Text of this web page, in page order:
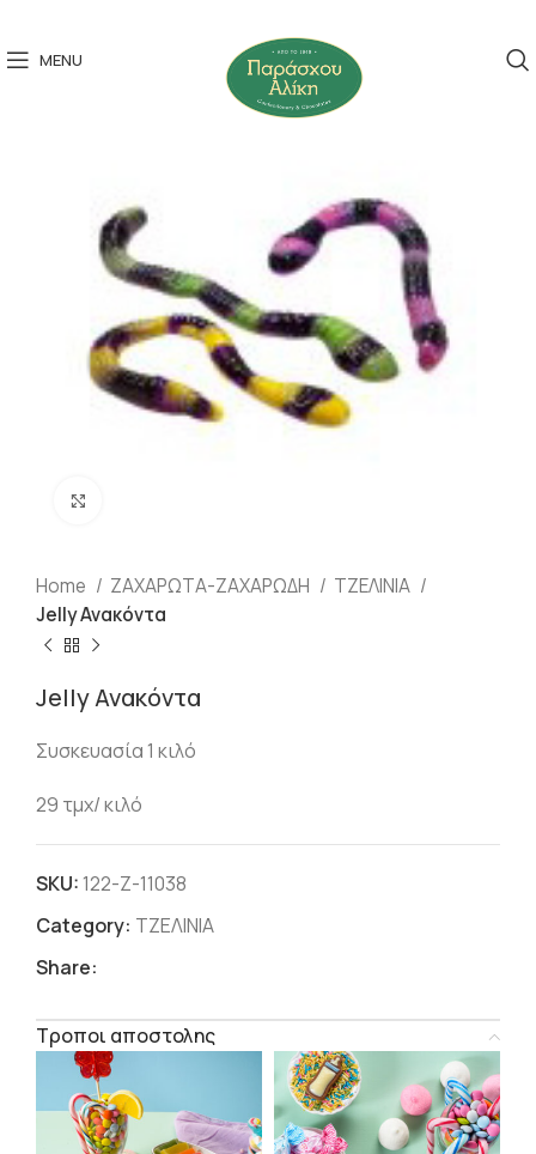
MENU
Home ΖΑΧΑΡΩΤΑ-ΖΑΧΑΡΩΔΗ
ΤΖΕΛΙΝΙΑ
Jelly Ανακόντα
Jelly Ανακόντα
Συσκευασία 1 κιλό
29 τμχ/ κιλό
SKU: 122-Ζ-11038
Category: ΤΖΕΛΙΝΙΑ
Share:
Τροποι αποστολης